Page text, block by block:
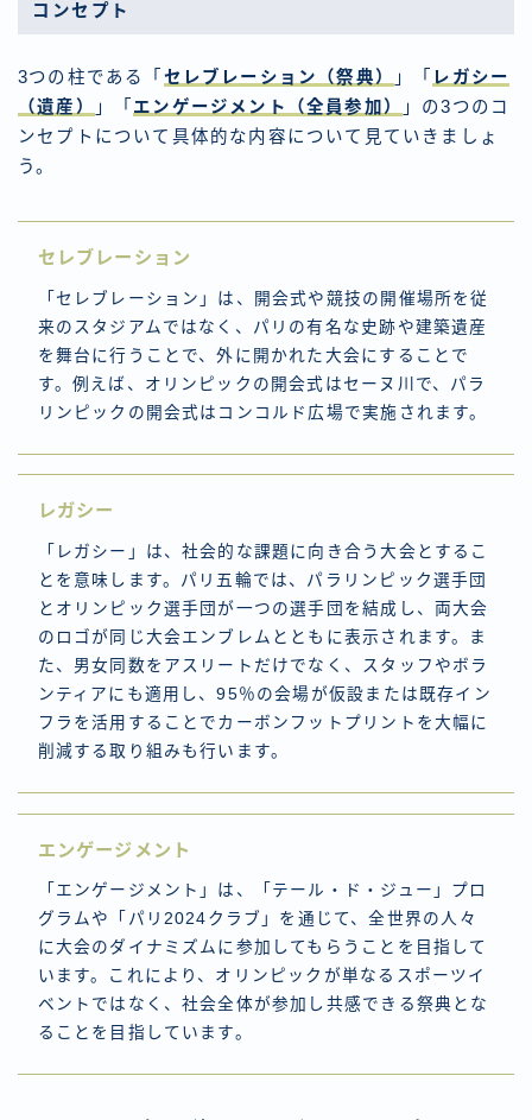
コンセプト
3つの柱である「 セレブレーション（祭典） 」「 レガシー
（遺産）
」「 エンゲージメント（全員参加）
」の3つのコ
ンセプトについて具体的な内容について見ていきましょ
う。
セレブレーション
「セレブレーション」は、開会式や競技の開催場所を従
来のスタジアムではなく、パリの有名な史跡や建築遺産
を舞台に行うことで、外に開かれた大会にすることで
す。例えば、オリンピックの開会式はセーヌ川で、パラ
リンピックの開会式はコンコルド広場で実施されます。
レガシー
「レガシー」は、社会的な課題に向き合う大会とするこ
とを意味します。パリ五輪では、パラリンピック選手団
とオリンピック選手団が一つの選手団を結成し、両大会
のロゴが同じ大会エンブレムとともに表示されます。ま
た、男女同数をアスリートだけでなく、スタッフやボラ
ンティアにも適用し、95％の会場が仮設または既存イン
フラを活用することでカーボンフットプリントを大幅に
削減する取り組みも行います。
エンゲージメント
「エンゲージメント」は、「テール・ド・ジュー」プロ
グラムや「パリ2024クラブ」を通じて、全世界の人々
に大会のダイナミズムに参加してもらうことを目指して
います。これにより、オリンピックが単なるスポーツイ
ベントではなく、社会全体が参加し共感できる祭典とな
ることを目指しています。